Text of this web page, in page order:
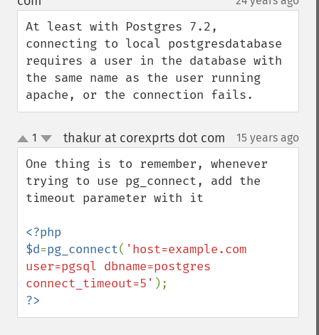
At least with Postgres 7.2,
connecting to local postgresdatabase
requires a user in the database with
the same name as the user running
apache, or the connection fails.
up
down
1 thakur at corexprts dot com 15 years ago
One thing is to remember, whenever
trying to use pg_connect, add the
timeout parameter with it
<?php
$d=pg_connect( 'host=example.com
user=pgsql dbname=postgres
connect_timeout=5'
?>